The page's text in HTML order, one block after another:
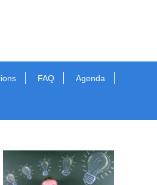
FAQ Agenda